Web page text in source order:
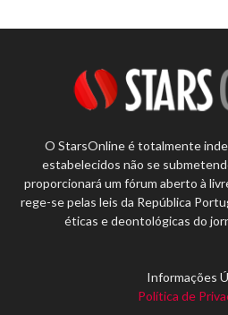
O StarsOnline é totalmente
estabelecidos não se
proporcionará um fórum aberto à
rege-se pelas leis da República
éticas e deontológicas do
Informações
Política de